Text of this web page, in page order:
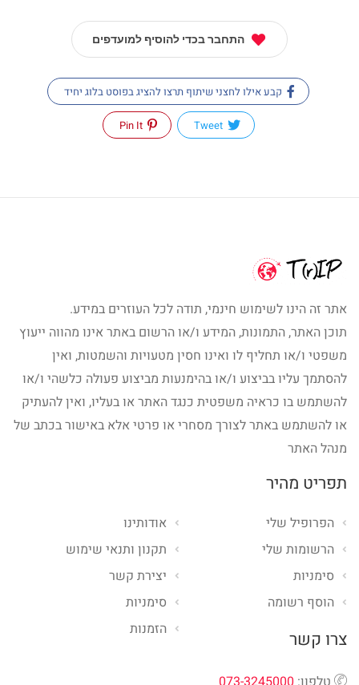
התחבר בכדי להוסיף למועדפים
קבע אילו לחצני שיתוף תרצו להציג בפוסט בלוג יחיד
Tweet
Pin It
אתר זה הינו לשימוש חינמי, תודה לכל העוזרים במידע.
תוכן האתר, התמונות, המידע ו/או הרשום באתר אינו מהווה ייעוץ
משפטי ו/או תחליף לו ואינו חסין מטעויות והשמטות, ואין
להסתמך עליו בביצוע ו/או בהימנעות מביצוע פעולה כלשהי ו/או
להשתמש בו כראיה משפטית כנגד האתר או בעליו, ואין להעתיק
או להשתמש באתר לצורך מסחרי או פרטי אלא באישור בכתב של
מנהל האתר
תפריט מהיר
אודותינו
תקנון ותנאי שימוש
יצירת קשר
סימניות
הזמנות
הפרופיל שלי
הרשומות שלי
סימניות
הוסף רשומה
צרו קשר